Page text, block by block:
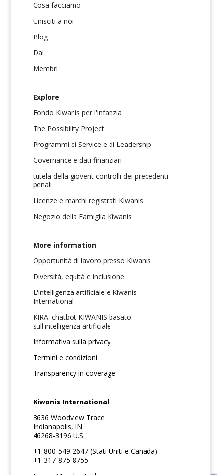
Cosa facciamo
Unisciti a noi
Blog
Dai
Membri
Explore
Fondo Kiwanis per l'infanzia
The Possibility Project
Programmi di Service e di Leadership
Governance e dati finanziari
tutela della giovent controlli dei precedenti
penali
Licenze e marchi registrati Kiwanis
Negozio della Famiglia Kiwanis
More information
Opportunità di lavoro presso Kiwanis
Diversità, equità e inclusione
L'intelligenza artificiale e Kiwanis
International
KIRA: chatbot KIWANIS basato
sull'intelligenza artificiale
Informativa sulla privacy
Termini e condizioni
Transparency in coverage
Kiwanis International
3636 Woodview Trace
Indianapolis, IN
46268-3196 U.S.
+1-800-549-2647 (Stati Uniti e Canada)
+1-317-875-8755